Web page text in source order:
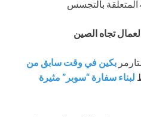
المتعلقة بالتجسس
تجاه الصين
بكين في وقت سابق من
لبناء سفارة “سوبر” مثيرة